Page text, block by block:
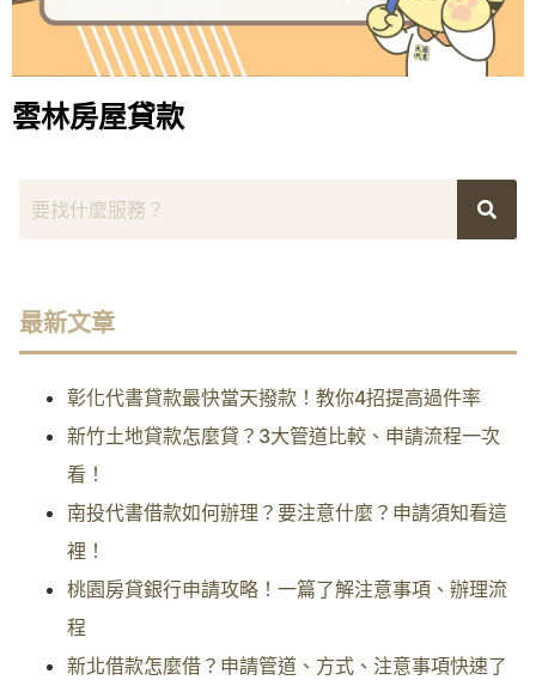
雲林房屋貸款
最新文章
彰化代書貸款最快當天撥款！教你4招提高過件率
新竹土地貸款怎麼貸？3大管道比較、申請流程一次
看！
南投代書借款如何辦理？要注意什麼？申請須知看這
裡！
桃園房貸銀行申請攻略！一篇了解注意事項、辦理流
程
新北借款怎麼借？申請管道、方式、注意事項快速了